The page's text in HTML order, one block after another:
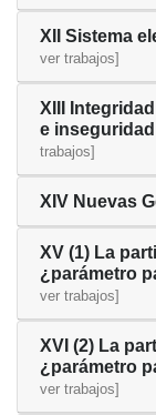
XII Sistema
ver trabajos]
XIII
e
trabajos]
XIV Nuevas
XV (1) La
¿parámetro
ver trabajos]
XVI (2) La
¿parámetro
ver trabajos]